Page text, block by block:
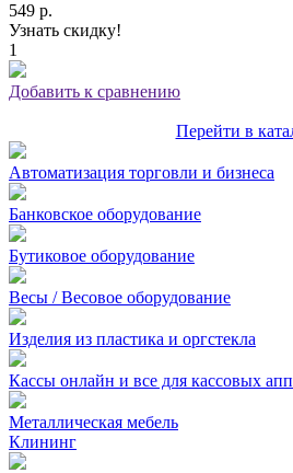
549 р.
Узнать скидку!
1
Добавить к сравнению
Перейти в
Автоматизация торговли и бизнеса
Банковское оборудование
Бутиковое оборудование
Весы / Весовое оборудование
Изделия из пластика и оргстекла
Кассы онлайн и все для кассовых
Металлическая мебель
Клининг